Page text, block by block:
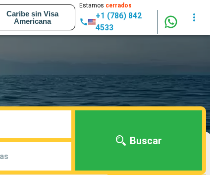
Caribe sin Visa
Americana
Estamos cerrados
+1 (786) 842
4533
Buscar